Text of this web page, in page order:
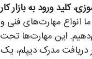
کلید ورود به بازار کار
انواع مهارت‌های فنی و
این مهارت‌ها تحت
دریافت مدرک دیپلم، یک